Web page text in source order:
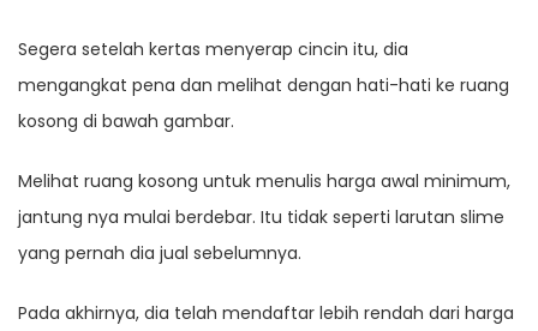
Segera setelah kertas menyerap cincin itu, dia
mengangkat pena dan melihat dengan hati-hati ke ruang
kosong di bawah gambar.
Melihat ruang kosong untuk menulis harga awal minimum,
jantung nya mulai berdebar. Itu tidak seperti larutan slime
yang pernah dia jual sebelumnya.
Pada akhirnya, dia telah mendaftar lebih rendah dari harga